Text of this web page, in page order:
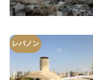
レバノン